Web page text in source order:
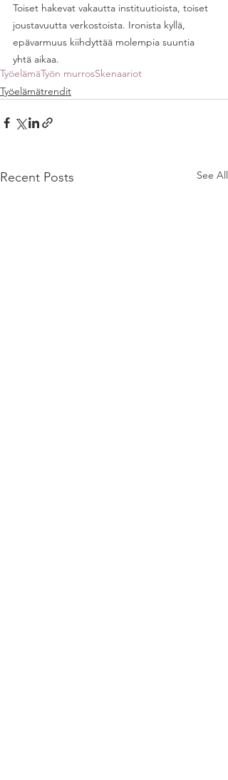
Toiset hakevat vakautta instituutioista, toiset
joustavuutta verkostoista. Ironista kyllä,
epävarmuus kiihdyttää molempia suuntia
yhtä aikaa.
TyöelämäTyön murrosSkenaariot
Työelämätrendit
Recent Posts See All